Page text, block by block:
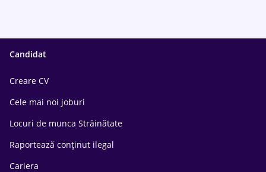
Candidat
Creare CV
Cele mai noi joburi
Locuri de munca Străinătate
Raportează conținut ilegal
Cariera